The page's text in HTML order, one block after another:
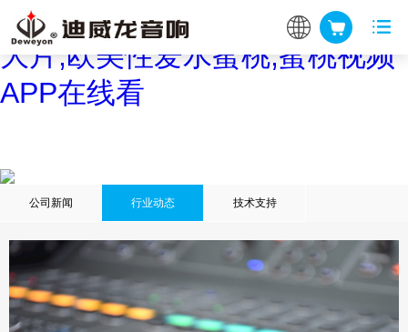
蜜桃网站在线观看,蜜桃网站放
大片,欧美性爱水蜜桃,蜜桃视频
APP在线看
公司新闻 行业动态 技术支持